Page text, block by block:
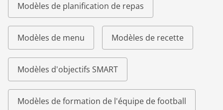
Modèles de planification de repas
Modèles de menu Modèles de recette
Modèles d'objectifs SMART
Modèles de formation de l'équipe de football